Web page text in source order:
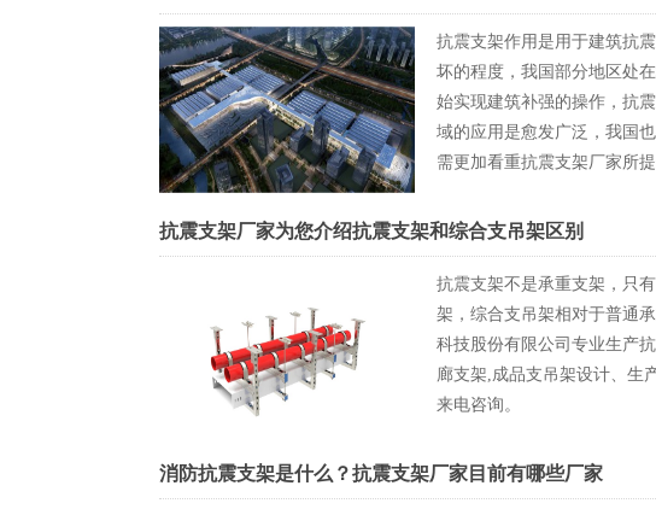
抗震支架作用是用于建筑抗
坏的程度，我国部分地区处
始实现建筑补强的操作，抗
域的应用是愈发广泛，我国
需更加看重抗震支架厂家所
的人员来说，该怎样去选择
抗震支架厂家为您介绍抗震支架和综合支吊架区别
抗震支架不是承重支架，只
架，综合支吊架相对于普通
科技股份有限公司专业生产
廊支架,成品支吊架设计、生
来电咨询。
消防抗震支架是什么？抗震支架厂家目前有哪些厂家